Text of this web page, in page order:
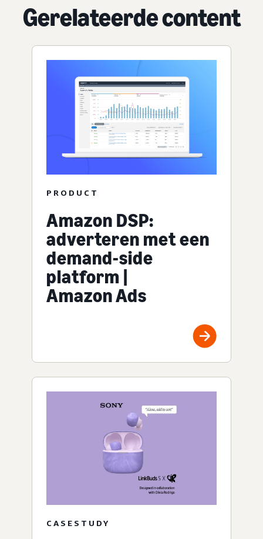
Gerelateerde content
PRODUCT
Amazon DSP:
adverteren met een
demand-side
platform |
Amazon Ads
CASESTUDY